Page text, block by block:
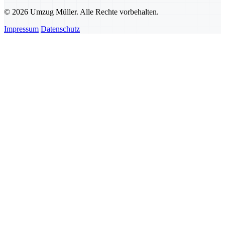
© 2026 Umzug Müller. Alle Rechte vorbehalten.
Impressum Datenschutz